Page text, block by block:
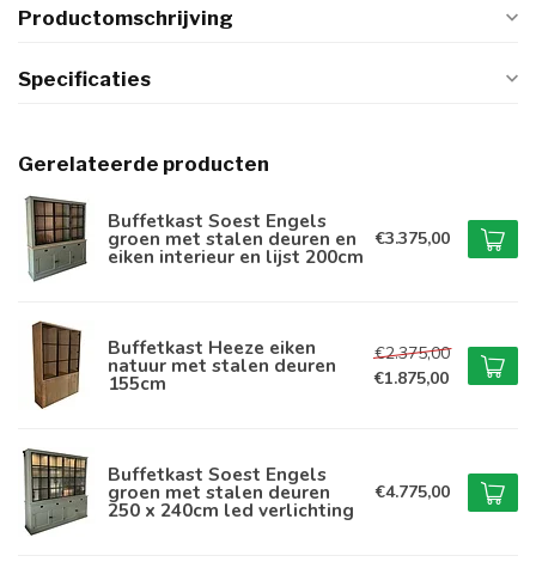
Productomschrijving
Specificaties
Gerelateerde producten
Buffetkast Soest Engels
groen met stalen deuren en
eiken interieur en lijst 200cm
€3.375,00
Buffetkast Heeze eiken
natuur met stalen deuren
155cm
€2.375,00
€1.875,00
Buffetkast Soest Engels
groen met stalen deuren
250 x 240cm led verlichting
€4.775,00